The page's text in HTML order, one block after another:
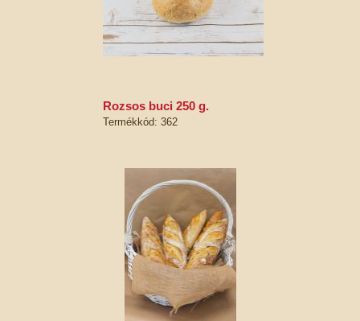
rozsos buci 250 g.
Termékkód: 362